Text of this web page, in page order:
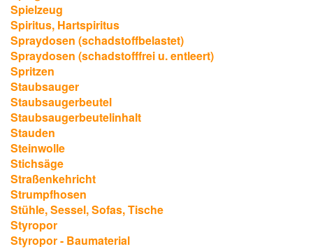
Spielzeug
Spiritus, Hartspiritus
Spraydosen (schadstoffbelastet)
Spraydosen (schadstofffrei u. entleert)
Spritzen
Staubsauger
Staubsaugerbeutel
Staubsaugerbeutelinhalt
Stauden
Steinwolle
Stichsäge
Straßenkehricht
Strumpfhosen
Stühle, Sessel, Sofas, Tische
Styropor
Styropor - Baumaterial